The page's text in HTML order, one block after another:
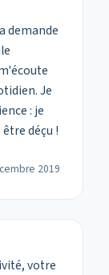
demande
Je
: je
déçu !
2019
votre